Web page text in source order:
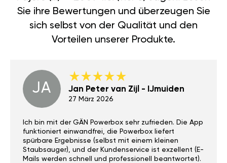
Sie ihre Bewertungen und überzeugen Sie
sich selbst von der Qualität und den
Vorteilen unserer Produkte.
JA Jan Peter van Zijl - IJmuiden
27 März 2026
Ich bin mit der GÄN Powerbox sehr zufrieden. Die App
funktioniert einwandfrei, die Powerbox liefert
spürbare Ergebnisse (selbst mit einem kleinen
Staubsauger), und der Kundenservice ist exzellent (E-
Mails werden schnell und professionell beantwortet).